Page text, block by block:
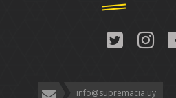
info@supremacia.uy